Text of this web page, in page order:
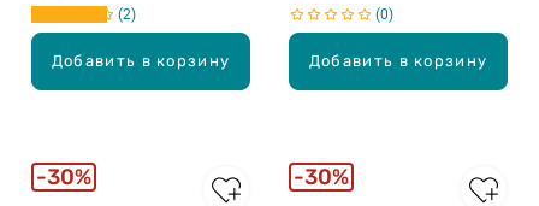
Добавить в корзину
2
Добавить в корзину
0
30% 30%